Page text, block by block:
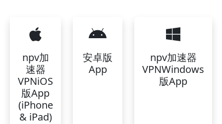
npv加
速器
VPNiOS
版App
(iPhone
& iPad)
安卓版
App
npv加速器
VPNWindows
版App